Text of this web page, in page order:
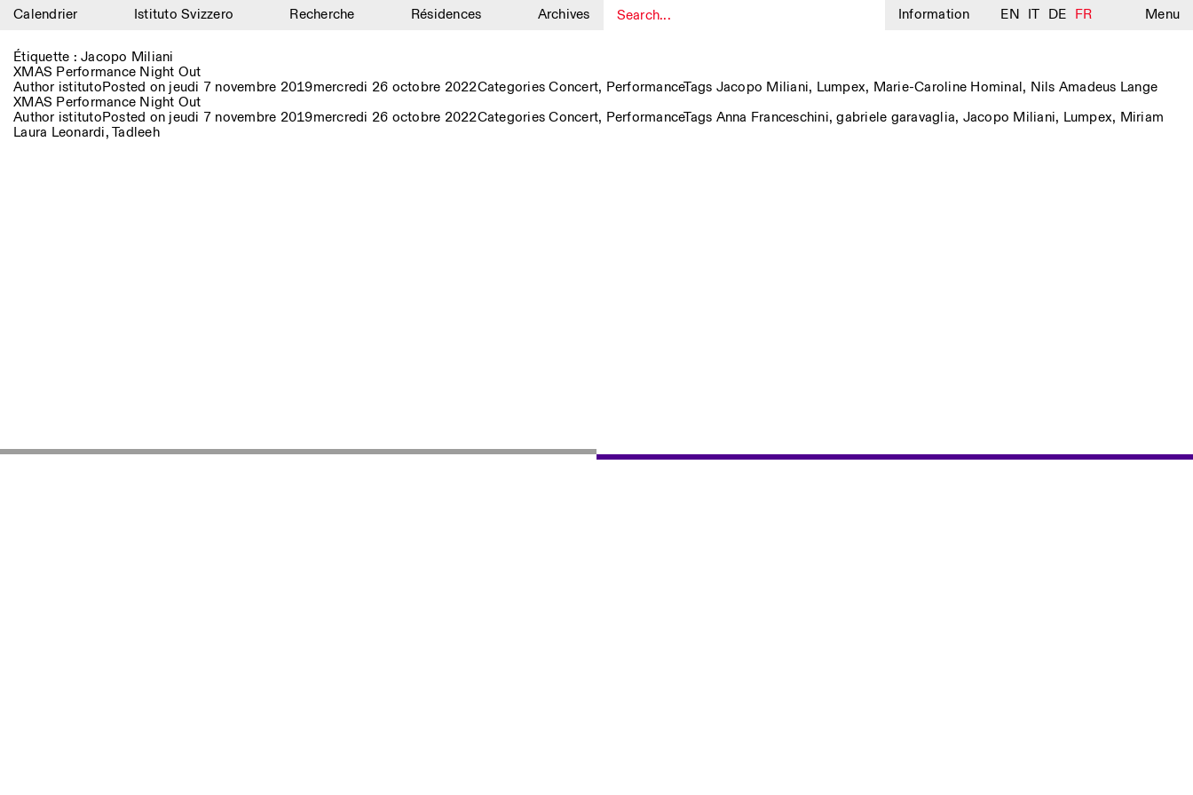
Calendrier Istituto Svizzero Recherche Résidences Archives Information EN IT DE FR Menu
Calendrier
Istituto Svizzero
Recherche
NEWSLETTER
Étiquette : Jacopo Miliani
XMAS Performance Night Out
Author istitutoPosted on jeudi 7 novembre 2019mercredi 26 octobre 2022CategoriesConcert, PerformanceTags Jacopo Miliani, Lumpex, Marie-Caroline Hominal, Nils Amadeus Lange
XMAS Performance Night Out
Author istitutoPosted on jeudi 7 novembre 2019mercredi 26 octobre 2022CategoriesConcert, PerformanceTags Anna Franceschini,gabriele garavaglia, Jacopo Miliani, Lumpex, Miriam
Laura Leonardi, Tadleeh